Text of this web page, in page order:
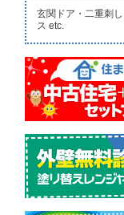
玄関ドア・二重刺
ス etc.